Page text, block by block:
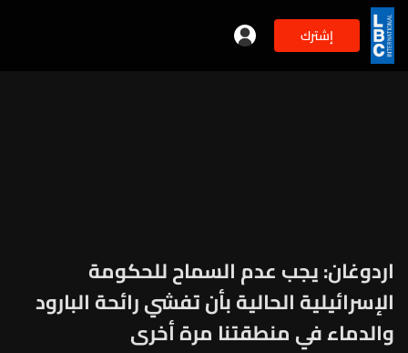
إشترك
اردوغان: يجب عدم السماح للحكومة
الإسرائيلية الحالية بأن تفشي رائحة البارود
والدماء في منطقتنا مرة أخرى